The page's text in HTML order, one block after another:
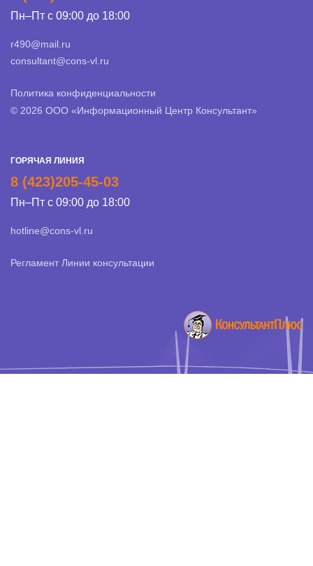
Пн–Пт с 09:00 до 18:00
r490@mail.ru
consultant@cons-vl.ru
Политика конфиденциальности
© 2026 ООО «Информационный Центр Консультант»
ГОРЯЧАЯ ЛИНИЯ
8 (423)205-45-03
Пн–Пт с 09:00 до 18:00
hotline@cons-vl.ru
Регламент Линии консультации